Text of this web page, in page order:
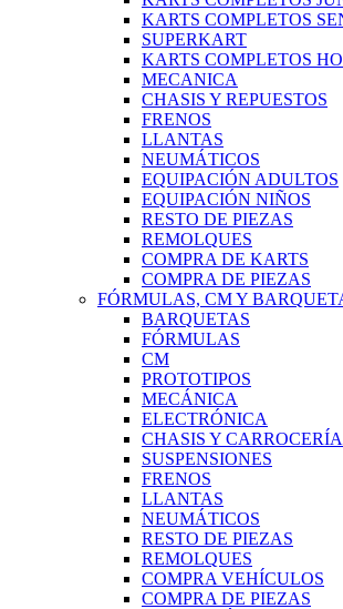
KARTS COMPLETOS
SUPERKART
KARTS COMPLETOS
MECANICA
CHASIS Y REPUESTOS
FRENOS
LLANTAS
NEUMÁTICOS
EQUIPACIÓN ADULTOS
EQUIPACIÓN NIÑOS
RESTO DE PIEZAS
REMOLQUES
COMPRA DE KARTS
COMPRA DE PIEZAS
FÓRMULAS, CM Y
BARQUETAS
FÓRMULAS
CM
PROTOTIPOS
MECÁNICA
ELECTRÓNICA
CHASIS Y CARROCERÍA
SUSPENSIONES
FRENOS
LLANTAS
NEUMÁTICOS
RESTO DE PIEZAS
REMOLQUES
COMPRA VEHÍCULOS
COMPRA DE PIEZAS